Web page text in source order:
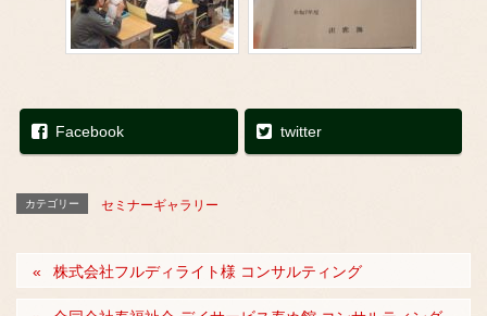
Facebook twitter
カテゴリー セミナーギャラリー
株式会社フルディライト様 コンサルティング